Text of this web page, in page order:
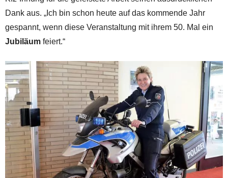
Dank aus. „Ich bin schon heute auf das kommende Jahr
gespannt, wenn diese Veranstaltung mit ihrem 50. Mal ein
Jubiläum feiert.“